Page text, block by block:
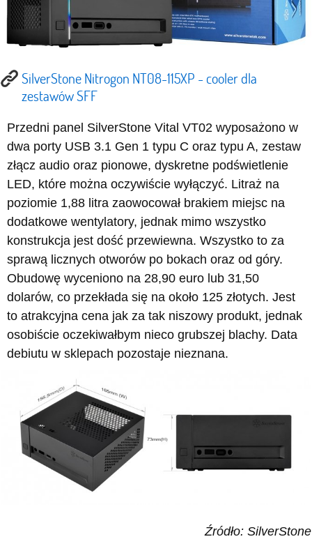
SilverStone Nitrogon NT08-115XP - cooler dla
zestawów SFF
Przedni panel SilverStone Vital VT02 wyposażono w
dwa porty USB 3.1 Gen 1 typu C oraz typu A, zestaw
złącz audio oraz pionowe, dyskretne podświetlenie
LED, które można oczywiście wyłączyć. Litraż na
poziomie 1,88 litra zaowocował brakiem miejsc na
dodatkowe wentylatory, jednak mimo wszystko
konstrukcja jest dość przewiewna. Wszystko to za
sprawą licznych otworów po bokach oraz od góry.
Obudowę wyceniono na 28,90 euro lub 31,50
dolarów, co przekłada się na około 125 złotych. Jest
to atrakcyjna cena jak za tak niszowy produkt, jednak
osobiście oczekiwałbym nieco grubszej blachy. Data
debiutu w sklepach pozostaje nieznana.
Źródło: SilverStone